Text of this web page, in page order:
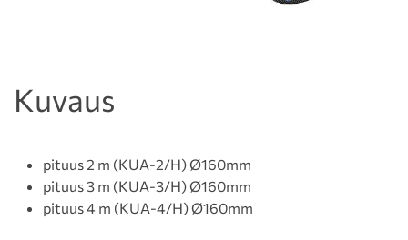
Kuvaus
pituus 2 m (KUA-2/H) Ø160mm
pituus 3 m (KUA-3/H) Ø160mm
pituus 4 m (KUA-4/H) Ø160mm